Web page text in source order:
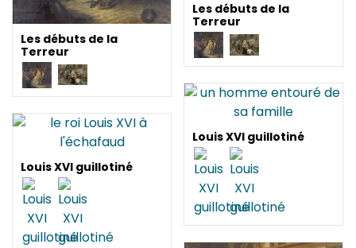
Les débuts de la
Terreur
Les débuts de la
Terreur
Louis XVI guillotiné
Louis XVI guillotiné